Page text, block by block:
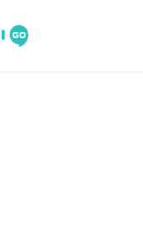
뭉치고